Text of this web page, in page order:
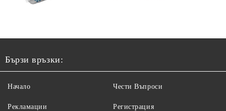
Бързи връзки:
Начало
Рекламации
Чести Въпроси
Регистрация